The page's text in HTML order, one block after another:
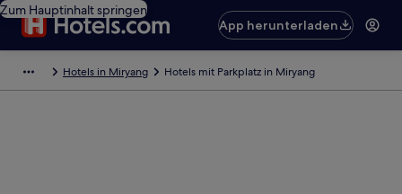
Zum Hauptinhalt springen
App herunterladen
Hotels in Miryang Hotels mit Parkplatz in Miryang